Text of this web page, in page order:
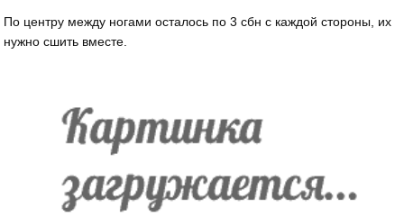
По центру между ногами осталось по 3 сбн с каждой стороны, их
нужно сшить вместе.